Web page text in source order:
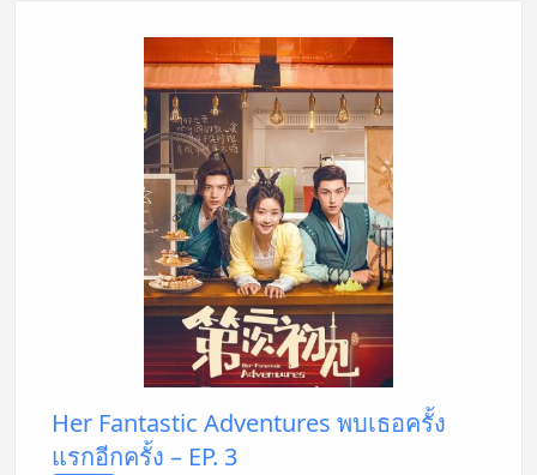
Her Fantastic Adventures พบเธอครั้ง
แรกอีกครั้ง – EP. 3